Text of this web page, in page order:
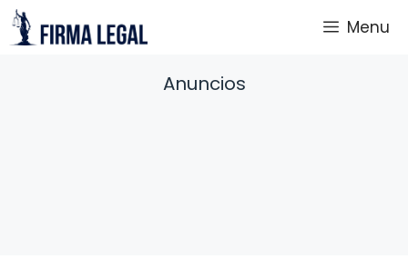
Saltar
al
Menu
Anuncios